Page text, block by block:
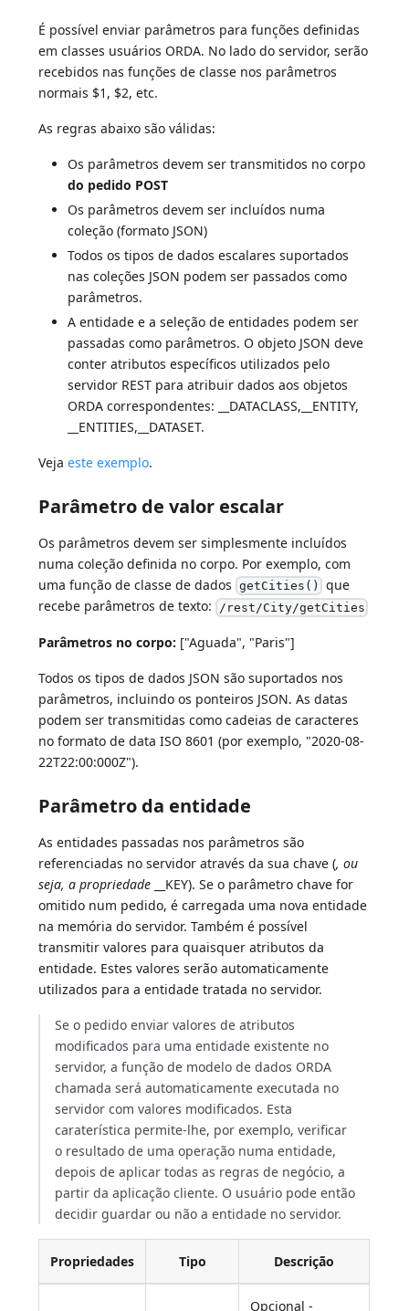
É possível enviar parâmetros para funções definidas
em classes usuários ORDA. No lado do servidor, serão
recebidos nas funções de classe nos parâmetros
normais $1, $2, etc.
As regras abaixo são válidas:
Os parâmetros devem ser transmitidos no corpo
do pedido POST
Os parâmetros devem ser incluídos numa
coleção (formato JSON)
Todos os tipos de dados escalares suportados
nas coleções JSON podem ser passados como
parâmetros.
A entidade e a seleção de entidades podem ser
passadas como parâmetros. O objeto JSON deve
conter atributos específicos utilizados pelo
servidor REST para atribuir dados aos objetos
ORDA correspondentes: __DATACLASS,__ENTITY,
__ENTITIES,__DATASET.
Vejaeste exemplo.
Parâmetro de valor escalar
Os parâmetros devem ser simplesmente incluídos
numa coleção definida no corpo. Por exemplo, com
uma função de classe de dados getCities() que
recebe parâmetros de texto: /rest/City/getCities
Parâmetros no corpo: ["Aguada", "Paris"]
Todos os tipos de dados JSON são suportados nos
parâmetros, incluindo os ponteiros JSON. As datas
podem ser transmitidas como cadeias de caracteres
no formato de data ISO 8601 (por exemplo, "2020-08-
22T22:00:000Z").
Parâmetro da entidade
As entidades passadas nos parâmetros são
referenciadas no servidor através da sua chave (, ou
seja, a propriedade __KEY). Se o parâmetro chave for
omitido num pedido, é carregada uma nova entidade
na memória do servidor. Também é possível
transmitir valores para quaisquer atributos da
entidade. Estes valores serão automaticamente
utilizados para a entidade tratada no servidor.
Se o pedido enviar valores de atributos
modificados para uma entidade existente no
servidor, a função de modelo de dados ORDA
chamada será automaticamente executada no
servidor com valores modificados. Esta
caraterística permite-lhe, por exemplo, verificar
o resultado de uma operação numa entidade,
depois de aplicar todas as regras de negócio, a
partir da aplicação cliente. O usuário pode então
decidir guardar ou não a entidade no servidor.
Propriedades Tipo Descrição
Opcional -